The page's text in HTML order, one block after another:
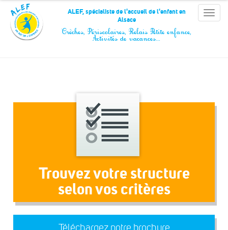
Panneau de gestion des cookies
Toggle
ALEF, spécialiste de l'accueil de l'enfant en
Alsace
Crèches, Périscolaires, Relais Petite enfance,
Activités de vacances…
Trouvez votre structure
selon vos critères